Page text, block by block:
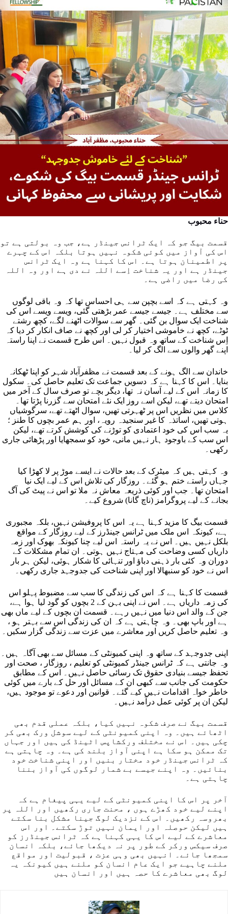
حناء محبوب
قسمت بیگ جو کہ ایک ٹرانس جینڈر ہے، جب وہ بولتی ہے تو
اس کی آواز میں کوئی شکوہ نہیں ہوتا بلکہ اس کے چہرے
پر اطمینان ہوتا ہے۔ اس کا کہنا ہے وہ ایک ٹرانس
جینڈر ہے اور یہ شناخت اِسے اللہ نے دی ہے اور وہ اللہ
کی رضا میں راضی ہے۔
وہ کہتی ہے کہ اسے بچپن سے ہی احساس تھا کہ وہ باقی لوگوں
سے مختلف ہے۔ جیسے جیسے عمر بڑھتی گئی، ویسے ویسے اس کی
شناخت ایک سوال بن گئی۔ گھر سے سوالات اٹھنے لگے، کچھ رشتے
ٹوٹے، کچھ نے خاموشی اختیار کر لی اور کچھ نے صاف انکار کر دیا کہ
اِس شناخت کے ساتھ وہ قبول نہیں۔ اس طرح قسمت نے اپنا راستہ
اپنے گھر والوں سے الگ کر لیا۔
خاندان سے الگ ہونے کے بعد قسمت نے مظفرآباد شہر کو اپنا ٹھکانہ
بنایا۔ اس کا کہنا ہے کہ دسویں جماعت تک تعلیم حاصل کی۔ سکول
کا زمانہ اس کے لیے آسان نہ تھا، دیگر بچے تو صرف سال کے آخر میں
امتحان دیتے تھے، لیکن اسے روز ایک نئے امتحان سے گزرنا پڑتا تھا۔
کلاس میں نظریں اس پر ٹھہرتی تھیں، سوال اٹھتے تھے، سرگوشیاں
ہوتی تھیں، اساتذہ کا غیر سنجیدہ رویہ، اور ہم عمر بچوں کا طنز ؛
یہ سب اس کی خود اعتمادی کو توڑنے کی کوشش کرتے تھے، لیکن
اس سب کے باوجود ہار نہیں مانی، خود کو سمجھایا اور پڑھائی جاری
رکھی۔
وہ کہتی ہیں کہ میٹرک کے بعد حالات نے ایسے موڑ پر لا کھڑا کیا
جہاں راستے ختم ہو گئے۔ روزگار کی تلاش اس کے لیے ایک نیا
امتحان تھا۔ جب اور کوئی ذریعہ معاش نہ ملا تو اس نے پیٹ کی آگ
بجانے کے لیے پروگرامز (ناچ گانا) شروع کیے۔
قسمت بیگ کا مزید کہنا ہے یہ اس کا پروفیشن نہیں، بلکہ مجبوری
ہے، کیونکہ اس ملک میں ٹرانس جینڈرز کے لیے روزگار کے مواقع
بلکل نہیں ہیں۔ اس نے یہ راستہ اس لیے چنا کیونکہ بھوک اور زمہ
داریاں کسی وضاحت کی مہتاج نہیں ہوتی۔ ان تمام مشکلات کے
دوران وہ کئی بار ذہنی دباؤ اور تنہائی کا شکار ہوئی، لیکن ہر بار
اس نے خود کو سنبھالا اور اپنی شناخت کی جدوجہد جاری رکھی۔
قسمت کا کہنا ہے کہ اس کی زندگی کا سب سے مضبوط پہلو اس
کی زمہ داریاں ہے۔ اس نے اپنی بہن کے 2 بچوں کو گود لیا ہوا ہے،
جن کے والد اس دنیا میں نہیں رہے۔ قسمت ان بچوں کے لیے ماں بھی
ہے اور باپ بھی۔ وہ چاہتی ہے کہ ان کی زندگی اس سے بہتر ہو ،
وہ تعلیم حاصل کریں اور معاشرے میں عزت سے زندگی گزار سکیں۔
اپنی جدوجہد کے ساتھ وہ اپنی کمیونٹی کے مسائل سے بھی آگاہ ہیں۔
وہ جانتی ہے کہ ٹرانس جینڈر کمیونٹی کو تعلیم ، روزگار ، صحت اور
تحفظ جیسے بنیادی حقوق تک رسائی حاصل نہیں۔ اس کے مطابق
حکومت کی جانب سے کبھی ان کے مسائل اور حل کے بارے میں کوئی
خاطر خواہ اقدامات نہیں کیے گئے۔ قوانین اور دعوے تو موجود ہیں،
لیکن ان پر کوئی عمل درآمد نہیں۔
قسمت بیگ نے صرف شکوہ نہیں کیا، بلکہ عملی قدم بھی
اٹھائے ہیں۔ وہ اپنی کمیونٹی کے لیے سوشل ورک بھی کر
چکی ہیں۔ اس نے مختلف ورکشاپس اٹینڈ کی ہیں اور جہاں
تک ممکن ہو سکا ہے اپنی آواز بلند کی ہے۔ وہ چاہتی ہے
کہ ٹرانس جینڈر خود مختار بنیں اور اپنی شناخت خود
بنائیں۔ وہ اپنے جیسے بے شمار لوگوں کی آواز بننا
چاہتی ہے۔
آخر پر اس کا اپنی کمیونٹی کے لیے یہی پیغام ہے کہ
اپنے لیے خود کھڑے ہوں ، محنت جاری رکھیں اور اللہ پر
بھروسہ رکھیں۔ اس کے نزدیک لوگ جینا مشکل بنا سکتے
ہیں لیکن حوصلہ اور ایمان نہیں توڑ سکتے۔ اور اس
معاشرے کے لیے اس کا یہی کہنا ہے کہ ٹرانس جینڈرز کو
صرف سیکس ورکر کے طور پر نہ دیکھا جائے، بلکہ انسان
سمجھا جائے۔ انہیں بھی وہی عزت ، قبولیت اور مواقع
ملنے چاہیے جو ایک عام انسان کو ملنے ہیں کیونکہ یہ
لوگ بھی معاشرے کا حصہ ہیں اور انسان ہیں